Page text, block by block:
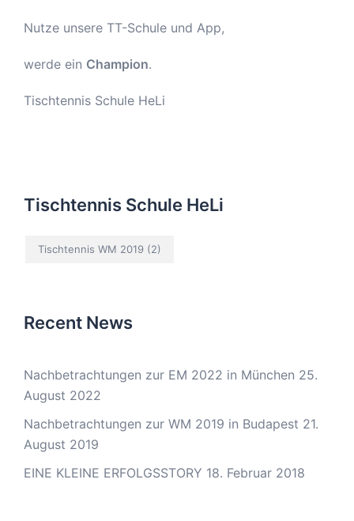
Nutze unsere TT-Schule und App,
werde ein Champion.
Tischtennis Schule HeLi
Tischtennis Schule HeLi
Tischtennis WM 2019 (2)
Recent News
Nachbetrachtungen zur EM 2022 in München 25.
August 2022
Nachbetrachtungen zur WM 2019 in Budapest 21.
August 2019
EINE KLEINE ERFOLGSSTORY 18. Februar 2018